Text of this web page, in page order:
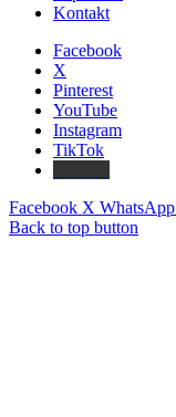
Kontakt
Facebook
X
Pinterest
YouTube
Instagram
TikTok
Facebook X WhatsApp
Back to top button